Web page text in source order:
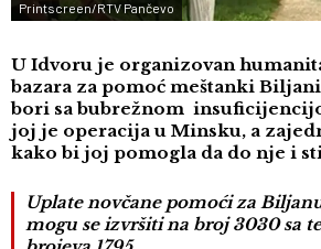
Printscreen/RTV Pančevo
U Idvoru je organizovan
bazara za pomoć meštanki
bori sa bubrežnom
joj je operacija u Minsku, a
kako bi joj pomogla da do nje i
Uplate novčane pomoći za
mogu se izvršiti na broj 3030 sa